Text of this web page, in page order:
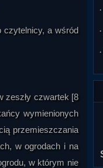
czytelnicy, a wśród
zeszły czwartek [8
wymienionych
przemieszczania
w ogrodach i na
w którym nie
·
·
·